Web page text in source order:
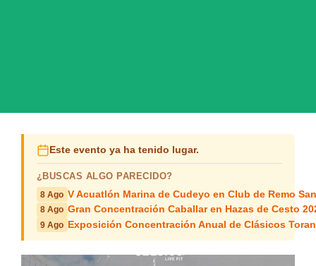
Este evento ya ha tenido lugar.
¿BUSCAS ALGO PARECIDO?
8 Ago V Acuatlón Marina de Cudeyo en Club de Remo
8 Ago Gran Concentración Caballar en Hazas de Cesto
9 Ago Exposición Concentración Anual de Clásicos